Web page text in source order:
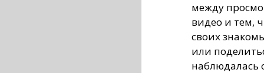
между
видео и тем,
своих
или
наблюдалась